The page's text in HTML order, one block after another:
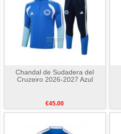
Chandal de Sudadera del
Cruzeiro 2026-2027 Azul
€45.00